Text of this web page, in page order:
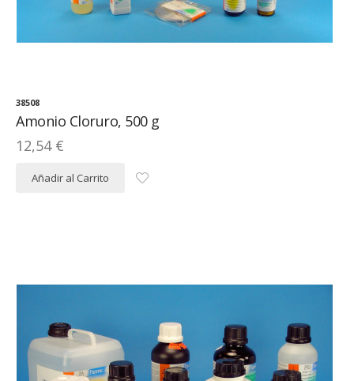
38508
Amonio Cloruro, 500 g
12,54 €
Añadir al Carrito